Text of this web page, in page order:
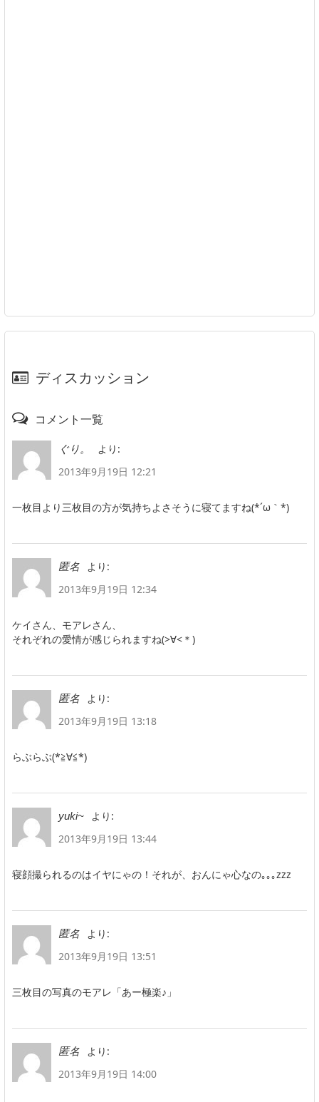
ディスカッション
コメント一覧
ぐり。
より:
2013年9月19日 12:21
一枚目より三枚目の方が気持ちよさそうに寝てますね(*´ω｀*)
匿名
より:
2013年9月19日 12:34
ケイさん、モアレさん、
それぞれの愛情が感じられますね(>∀<＊)
匿名
より:
2013年9月19日 13:18
らぶらぶ(*≧∀≦*)
yuki~
より:
2013年9月19日 13:44
寝顔撮られるのはイヤにゃの！それが、おんにゃ心なの｡｡｡zzz
匿名
より:
2013年9月19日 13:51
三枚目の写真のモアレ「あー極楽♪」
匿名
より:
2013年9月19日 14:00